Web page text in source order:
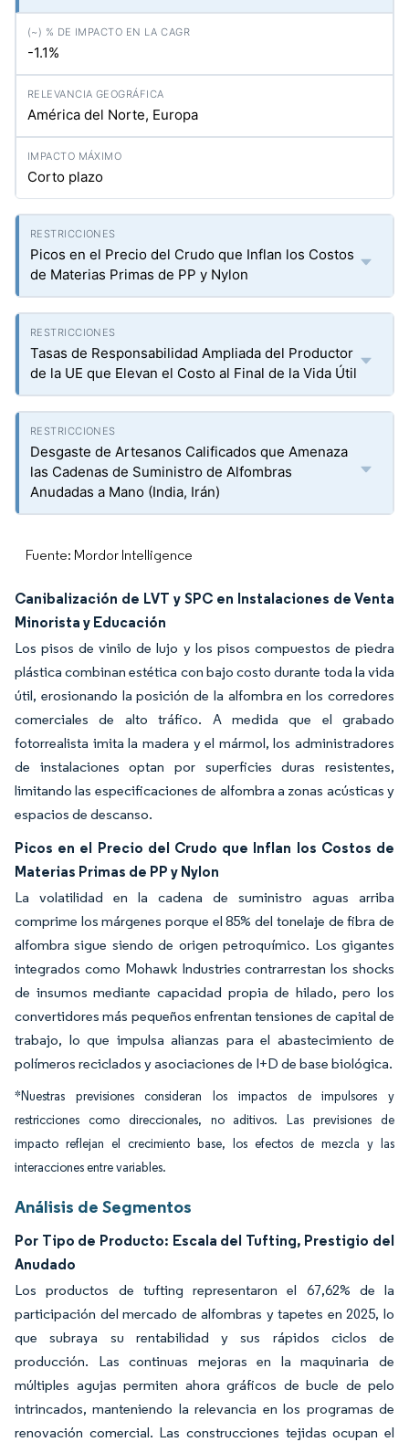
-1.1%
América del Norte, Europa
Corto plazo
Picos en el Precio del Crudo que Inflan los Costos
de Materias Primas de PP y Nylon
Tasas de Responsabilidad Ampliada del Productor
de la UE que Elevan el Costo al Final de la Vida Útil
Desgaste de Artesanos Calificados que Amenaza
las Cadenas de Suministro de Alfombras
Anudadas a Mano (India, Irán)
Fuente: Mordor Intelligence
Canibalización de LVT y SPC en Instalaciones de Venta
Minorista y Educación
Los pisos de vinilo de lujo y los pisos compuestos de piedra
plástica combinan estética con bajo costo durante toda la vida
útil, erosionando la posición de la alfombra en los corredores
comerciales de alto tráfico. A medida que el grabado
fotorrealista imita la madera y el mármol, los administradores
de instalaciones optan por superficies duras resistentes,
limitando las especificaciones de alfombra a zonas acústicas y
espacios de descanso.
Picos en el Precio del Crudo que Inflan los Costos de
Materias Primas de PP y Nylon
La volatilidad en la cadena de suministro aguas arriba
comprime los márgenes porque el 85% del tonelaje de fibra de
alfombra sigue siendo de origen petroquímico. Los gigantes
integrados como Mohawk Industries contrarrestan los shocks
de insumos mediante capacidad propia de hilado, pero los
convertidores más pequeños enfrentan tensiones de capital de
trabajo, lo que impulsa alianzas para el abastecimiento de
polímeros reciclados y asociaciones de I+D de base biológica.
*Nuestras previsiones consideran los impactos de impulsores y
restricciones como direccionales, no aditivos. Las previsiones de
impacto reflejan el crecimiento base, los efectos de mezcla y las
interacciones entre variables.
Análisis de Segmentos
Por Tipo de Producto: Escala del Tufting, Prestigio del
Anudado
Los productos de tufting representaron el 67,62% de la
participación del mercado de alfombras y tapetes en 2025, lo
que subraya su rentabilidad y sus rápidos ciclos de
producción. Las continuas mejoras en la maquinaria de
múltiples agujas permiten ahora gráficos de bucle de pelo
intrincados, manteniendo la relevancia en los programas de
renovación comercial. Las construcciones tejidas ocupan el